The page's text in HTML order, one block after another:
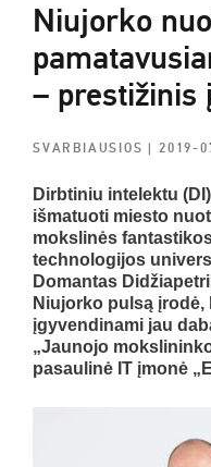
Niujorko
– prestižinis
SVARBIAUSIOS | 2019-
Dirbtiniu intelektu
išmatuoti miesto
mokslinės
technologijos
Domantas
Niujorko pulsą
įgyvendinami jau
„Jaunojo
pasaulinė IT įmonė „